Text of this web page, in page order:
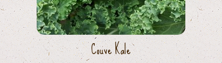
Couve Kale